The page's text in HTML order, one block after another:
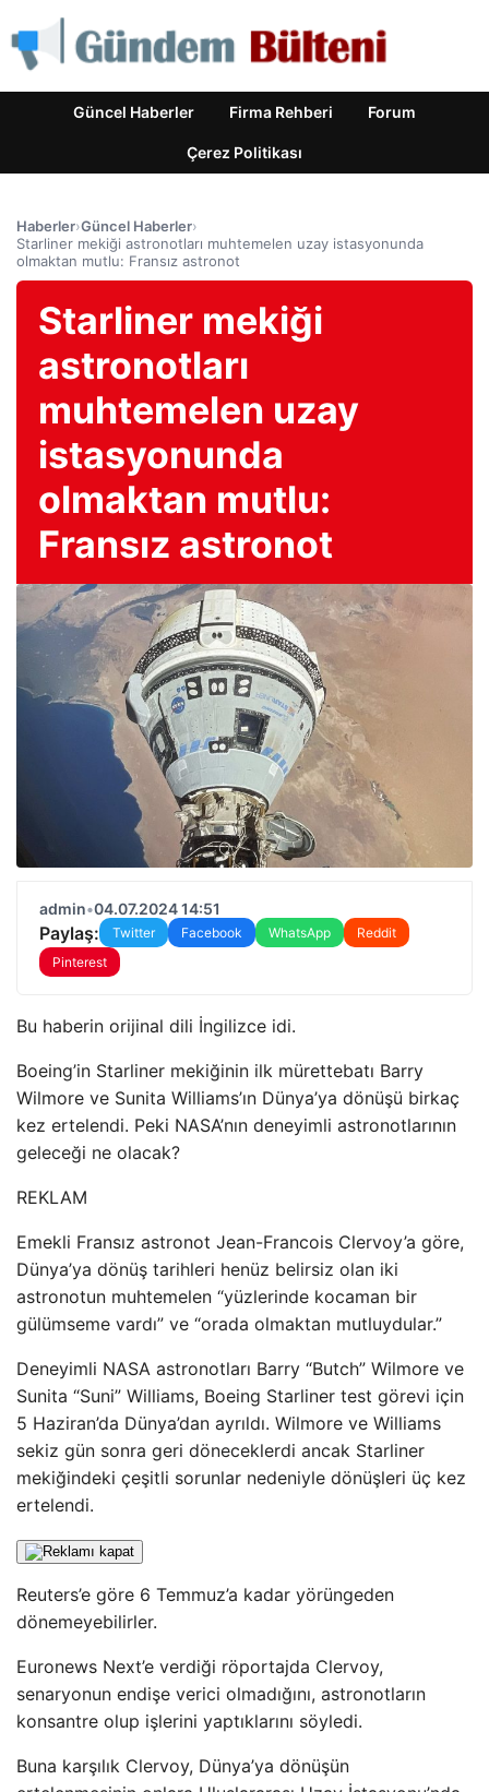
Güncel Haberler Firma Rehberi Forum
Çerez Politikası
Haberler›Güncel Haberler›
Starliner mekiği astronotları muhtemelen uzay istasyonunda
olmaktan mutlu: Fransız astronot
Starliner mekiği
astronotları
muhtemelen uzay
istasyonunda
olmaktan mutlu:
Fransız astronot
admin•04.07.2024 14:51
Paylaş: Twitter Facebook WhatsApp
Reddit
Pinterest
Bu haberin orijinal dili İngilizce idi.
Boeing’in Starliner mekiğinin ilk mürettebatı Barry
Wilmore ve Sunita Williams’ın Dünya’ya dönüşü birkaç
kez ertelendi. Peki NASA’nın deneyimli astronotlarının
geleceği ne olacak?
REKLAM
Emekli Fransız astronot Jean-Francois Clervoy’a göre,
Dünya’ya dönüş tarihleri ​​henüz belirsiz olan iki
astronotun muhtemelen “yüzlerinde kocaman bir
gülümseme vardı” ve “orada olmaktan mutluydular.”
Deneyimli NASA astronotları Barry “Butch” Wilmore ve
Sunita “Suni” Williams, Boeing Starliner test görevi için
5 Haziran’da Dünya’dan ayrıldı. Wilmore ve Williams
sekiz gün sonra geri döneceklerdi ancak Starliner
mekiğindeki çeşitli sorunlar nedeniyle dönüşleri üç kez
ertelendi.
Reuters’e göre 6 Temmuz’a kadar yörüngeden
dönemeyebilirler.
Euronews Next’e verdiği röportajda Clervoy,
senaryonun endişe verici olmadığını, astronotların
konsantre olup işlerini yaptıklarını söyledi.
Buna karşılık Clervoy, Dünya’ya dönüşün